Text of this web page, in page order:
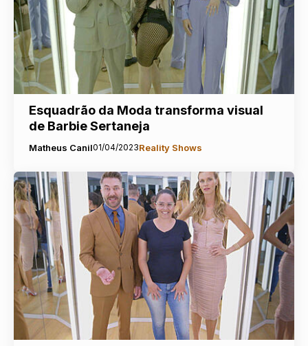
Esquadrão da Moda transforma visual
de Barbie Sertaneja
Matheus Canil01/04/2023Reality Shows